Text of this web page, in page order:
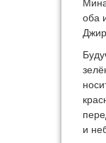
оба
и